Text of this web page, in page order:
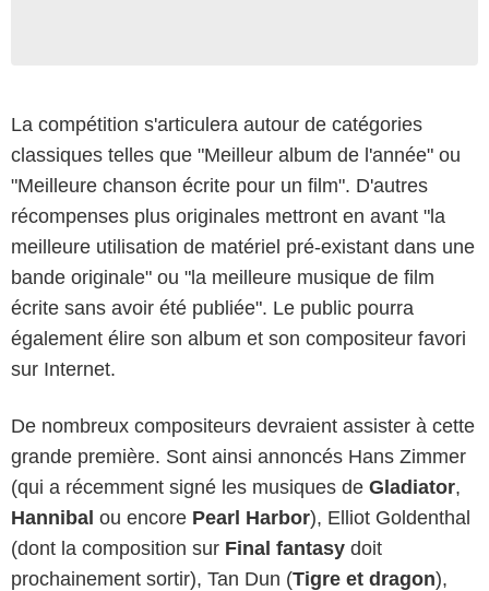
La compétition s'articulera autour de catégories
classiques telles que "Meilleur album de l'année" ou
"Meilleure chanson écrite pour un film". D'autres
récompenses plus originales mettront en avant "la
meilleure utilisation de matériel pré-existant dans une
bande originale" ou "la meilleure musique de film
écrite sans avoir été publiée". Le public pourra
également élire son album et son compositeur favori
sur Internet.
De nombreux compositeurs devraient assister à cette
grande première. Sont ainsi annoncés Hans Zimmer
(qui a récemment signé les musiques de Gladiator,
Hannibal ou encore Pearl Harbor), Elliot Goldenthal
(dont la composition sur Final fantasy doit
prochainement sortir), Tan Dun (Tigre et dragon),